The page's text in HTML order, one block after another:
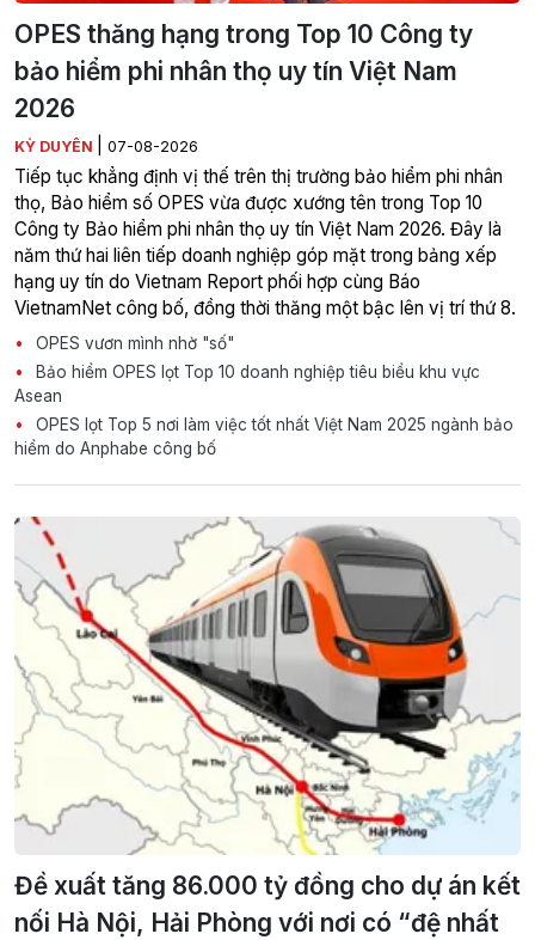
OPES thăng hạng trong Top 10 Công ty
bảo hiểm phi nhân thọ uy tín Việt Nam
2026
KỲ DUYÊN 07-08-2026
Tiếp tục khẳng định vị thế trên thị trường bảo hiểm phi nhân
thọ, Bảo hiểm số OPES vừa được xướng tên trong Top 10
Công ty Bảo hiểm phi nhân thọ uy tín Việt Nam 2026. Đây là
năm thứ hai liên tiếp doanh nghiệp góp mặt trong bảng xếp
hạng uy tín do Vietnam Report phối hợp cùng Báo
VietnamNet công bố, đồng thời thăng một bậc lên vị trí thứ 8.
OPES vươn mình nhờ "số"
Bảo hiểm OPES lọt Top 10 doanh nghiệp tiêu biểu khu vực
Asean
OPES lọt Top 5 nơi làm việc tốt nhất Việt Nam 2025 ngành bảo
hiểm do Anphabe công bố
Đề xuất tăng 86.000 tỷ đồng cho dự án kết
nối Hà Nội, Hải Phòng với nơi có “đệ nhất